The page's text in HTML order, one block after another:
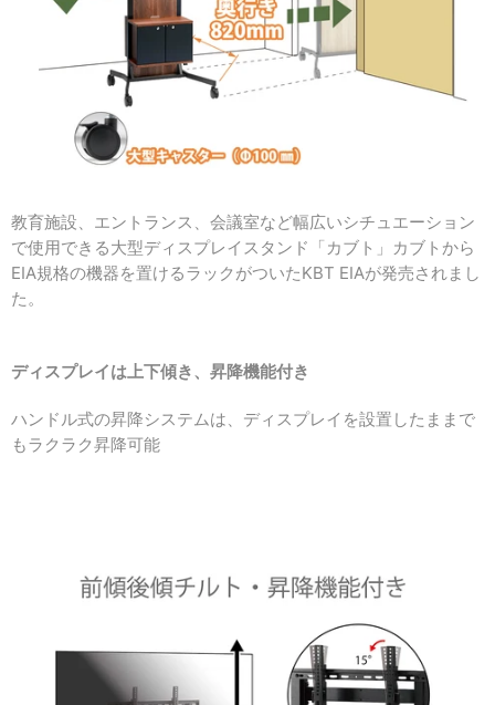
教育施設、エントランス、会議室など幅広いシチュエーション
で使用できる大型ディスプレイスタンド「カブト」カブトから
EIA規格の機器を置けるラックがついたKBT EIAが発売されまし
た。
ディスプレイは上下傾き、昇降機能付き
ハンドル式の昇降システムは、 ディスプレイを設置したままで
もラクラク昇降可能